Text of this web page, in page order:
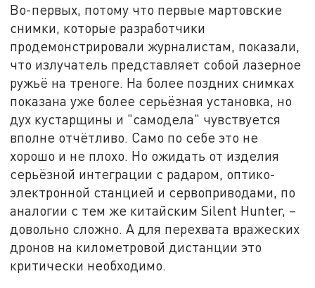
Во-первых, потому что первые мартовские
снимки, которые разработчики
продемонстрировали журналистам, показали,
что излучатель представляет собой лазерное
ружьё на треноге. На более поздних снимках
показана уже более серьёзная установка, но
дух кустарщины и "самодела" чувствуется
вполне отчётливо. Само по себе это не
хорошо и не плохо. Но ожидать от изделия
серьёзной интеграции с радаром, оптико-
электронной станцией и сервоприводами, по
аналогии с тем же китайским Silent Hunter, –
довольно сложно. А для перехвата вражеских
дронов на километровой дистанции это
критически необходимо.